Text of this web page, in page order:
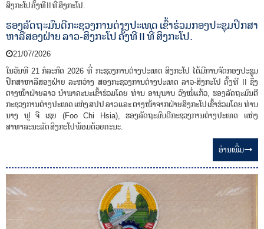
ຮອງລັດຖະມົນຕີກະຊວງການຕ່າງປະເທດ ເຂົ້າຮ່ວມກອງປະຊຸມປຶກສາ
ຫາລືສອງຝ່າຍ ລາວ-ສິງກະໂປ ຄັ້ງທີ II ທີ່ ສິງກະໂປ.
21/07/2026
ໃນວັນທີ 21 ກໍລະກົດ 2026 ທີ່ ກະຊວງການຕ່າງປະເທດ ສິງກະໂປ ໄດ້ມີການຈັດກອງປະຊຸມ
ປຶກສາຫາລືສອງຝ່າຍ ລະຫວ່າງ ສອງກະຊວງການຕ່າງປະເທດ ລາວ-ສິງກະໂປ ຄັ້ງທີ II ຊຶ່ງ
ຕາງໜ້າຝ່າຍລາວ ນໍາພາຄະນະເຂົ້າຮ່ວມໂດຍ ທ່ານ ອານຸພາບ ວົງໜໍ່ແກ້ວ, ຮອງລັດຖະມົນຕີ
ກະຊວງການຕ່າງປະເທດ ແຫ່ງ ສປປ ລາວ ແລະ ຕາງໜ້າຈາກຝ່າຍສິງກະໂປ ເຂົ້າຮ່ວມໂດຍ ທ່ານ
ນາງ ຟູ ຈີ ເຊຍ (Foo Chi Hsia), ຮອງລັດຖະມົນຕີກະຊວງການຕ່າງປະເທດ ແຫ່ງ
ສາທາລະນະລັດ ສິງກະໂປ ພ້ອມດ້ວຍຄະນະ.
ອ່ານ​ເພີ່ມ